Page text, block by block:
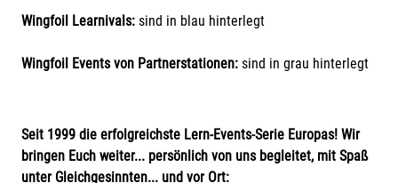
Wingfoil Learnivals: sind in blau hinterlegt
Wingfoil Events von Partnerstationen: sind in grau hinterlegt
Seit 1999 die erfolgreichste Lern-Events-Serie Europas! Wir
bringen Euch weiter... persönlich von uns begleitet, mit Spaß
unter Gleichgesinnten... und vor Ort: